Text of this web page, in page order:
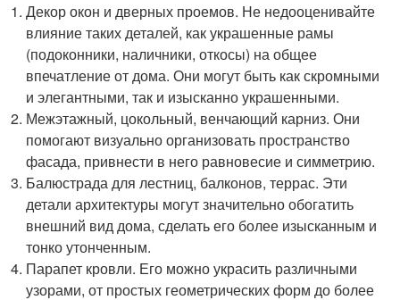
Декор окон и дверных проемов. Не недооценивайте
влияние таких деталей, как украшенные рамы
(подоконники, наличники, откосы) на общее
впечатление от дома. Они могут быть как скромными
и элегантными, так и изысканно украшенными.
Межэтажный, цокольный, венчающий карниз. Они
помогают визуально организовать пространство
фасада, привнести в него равновесие и симметрию.
Балюстрада для лестниц, балконов, террас. Эти
детали архитектуры могут значительно обогатить
внешний вид дома, сделать его более изысканным и
тонко утонченным.
Парапет кровли. Его можно украсить различными
узорами, от простых геометрических форм до более